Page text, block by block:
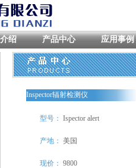
绍 产品中心 应用事例
Inspector辐射检测仪
型号： Ispector alert
产地： 美国
现价： 9800